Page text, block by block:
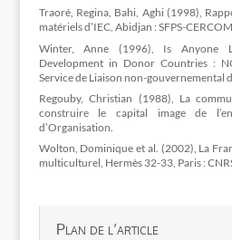
Traoré, Regina, Bahi, Aghi (1998),
matériels d’IEC, Abidjan : SFPS-
Winter, Anne (1996), Is Anyone
Development in Donor Countries :
Service de Liaison non-gouvernemental
Regouby, Christian (1988), La
construire le capital image de
d’Organisation.
Wolton, Dominique et al. (2002), La
multiculturel, Hermès 32-33, Paris :
Plan de l’article